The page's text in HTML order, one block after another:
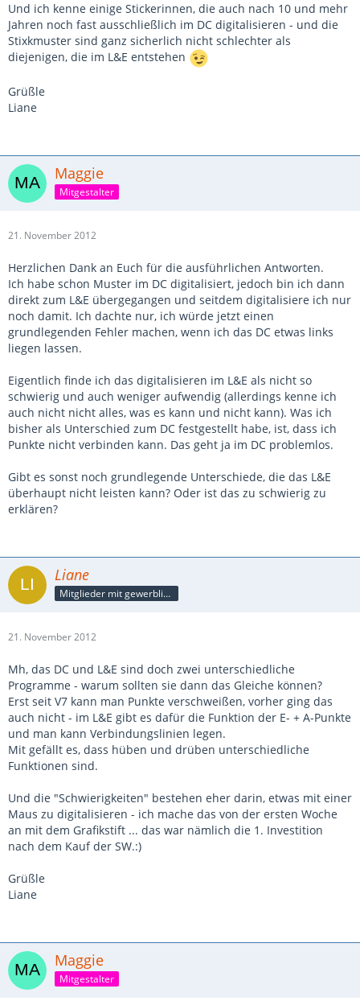
Und ich kenne einige Stickerinnen, die auch nach 10 und mehr
Jahren noch fast ausschließlich im DC digitalisieren - und die
Stixkmuster sind ganz sicherlich nicht schlechter als
diejenigen, die im L&E entstehen
Grüßle
Liane
Maggie
Mitgestalter
21. November 2012
Herzlichen Dank an Euch für die ausführlichen Antworten.
Ich habe schon Muster im DC digitalisiert, jedoch bin ich dann
direkt zum L&E übergegangen und seitdem digitalisiere ich nur
noch damit. Ich dachte nur, ich würde jetzt einen
grundlegenden Fehler machen, wenn ich das DC etwas links
liegen lassen.
Eigentlich finde ich das digitalisieren im L&E als nicht so
schwierig und auch weniger aufwendig (allerdings kenne ich
auch nicht nicht alles, was es kann und nicht kann). Was ich
bisher als Unterschied zum DC festgestellt habe, ist, dass ich
Punkte nicht verbinden kann. Das geht ja im DC problemlos.
Gibt es sonst noch grundlegende Unterschiede, die das L&E
überhaupt nicht leisten kann? Oder ist das zu schwierig zu
erklären?
Liane
Mitglieder mit gewerblicher Verbindung, auch als Mitarbeiter/in
21. November 2012
Mh, das DC und L&E sind doch zwei unterschiedliche
Programme - warum sollten sie dann das Gleiche können?
Erst seit V7 kann man Punkte verschweißen, vorher ging das
auch nicht - im L&E gibt es dafür die Funktion der E- + A-Punkte
und man kann Verbindungslinien legen.
Mit gefällt es, dass hüben und drüben unterschiedliche
Funktionen sind.
Und die "Schwierigkeiten" bestehen eher darin, etwas mit einer
Maus zu digitalisieren - ich mache das von der ersten Woche
an mit dem Grafikstift ... das war nämlich die 1. Investition
nach dem Kauf der SW.:)
Grüßle
Liane
Maggie
Mitgestalter